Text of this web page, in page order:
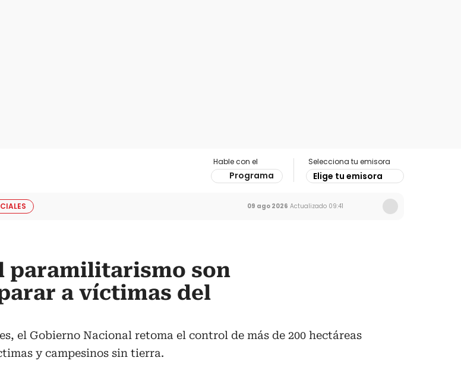
Hable con el
Programa
Selecciona tu emisora
Elige tu emisora
09 ago 2026 Actualizado 09:41
paramilitarismo son
a víctimas del
el Gobierno Nacional retoma el control de más de 200 hectáreas
y campesinos sin tierra.